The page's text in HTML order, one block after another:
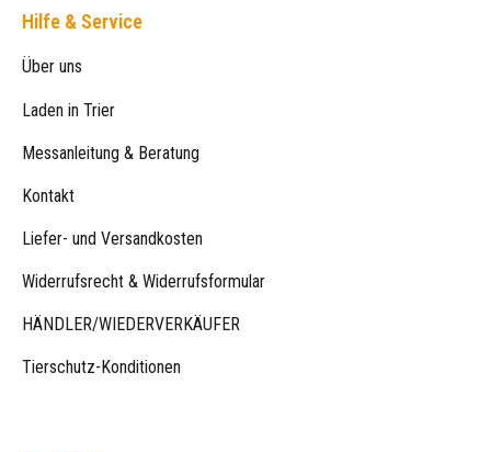
Hilfe & Service
Über uns
Laden in Trier
Messanleitung & Beratung
Kontakt
Liefer- und Versandkosten
Widerrufsrecht & Widerrufsformular
HÄNDLER/WIEDERVERKÄUFER
Tierschutz-Konditionen